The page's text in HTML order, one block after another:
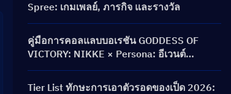
Spree: เกมเพลย์, ภารกิจ และรางวัล
คู่มือการคอลแลบบอเรชัน GODDESS OF
VICTORY: NIKKE × Persona: อีเวนต์
PERSONA ON FRONTLINE, ตัวละคร, ตู้คอน
เนคชั่น และรางวัล
Tier List ทักษะการเอาตัวรอดของเป็ด 2026: